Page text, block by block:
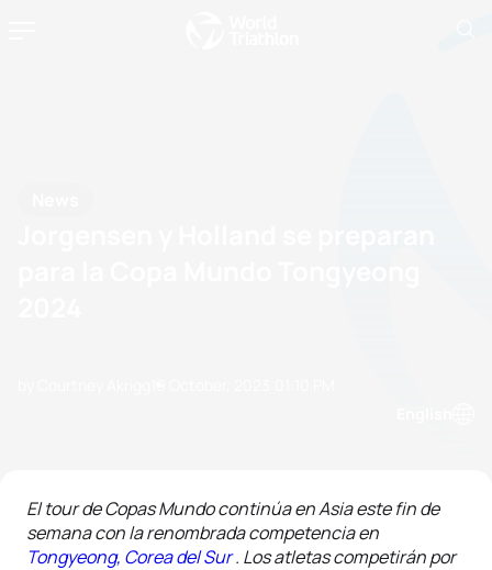
El tour de Copas Mundo continúa en Asia este fin de
semana con la renombrada competencia en
Tongyeong, Corea del Sur. Los atletas competirán por